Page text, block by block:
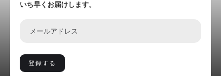
いち早くお届けします。